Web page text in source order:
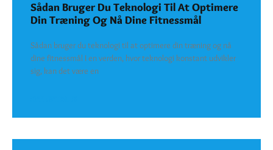
Sådan Bruger Du Teknologi Til At Optimere
Din Træning Og Nå Dine Fitnessmål
Sådan bruger du teknologi til at optimere din træning og nå
dine fitnessmål I en verden, hvor teknologi konstant udvikler
sig, kan det være en